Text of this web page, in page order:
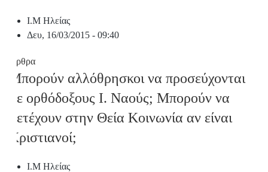
Ι.Μ Ηλείας
Δευ, 16/03/2015 - 09:40
Άρθρα
Μπορούν αλλόθρησκοι να προσεύχονται
σε ορθόδοξους Ι. Ναούς; Μπορούν να
μετέχουν στην Θεία Κοινωνία αν είναι
Χριστιανοί;
Ι.Μ Ηλείας